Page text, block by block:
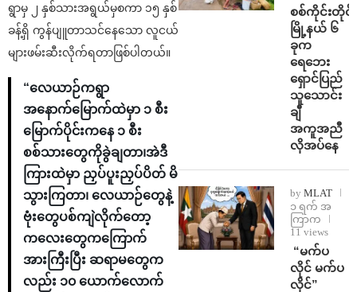
ရွာမှ ၂ နှစ်သားအရွယ်မှစကာ ၁၅ နှစ်
ခန့်ရှိ ကွန်ပျူတာသင်နေသော လူငယ်
များဖမ်းဆီးလိုက်ရတာဖြစ်ပါတယ်။
“လေယာဉ်ကရွာ
အနောက်မြောက်ထဲမှာ ၁ စီး
မြောက်ပိုင်းကနေ ၁ စီး
စစ်သားတွေကိုခွဲချတာ၊အဲဒီ
ကြားထဲမှာ ညှပ်ပူးညှပ်ပိတ် မိ
သွားကြတာ၊ လေယာဉ်တွေနဲ့
‌ဗုံးတွေပစ်ကျဲလိုက်တော့
ကလေးတွေကကြောက်
အားကြီးပြီး ဆရာမတွေက
လည်း ၁၀ ယောက်လောက်
စစ်ကိုင်းတိုင်း
မြို့နယ် ၆
ခုက
ရေဘေး
ရှောင်ပြည်
သူသောင်း
ချီ
အကူအညီ
လိုအပ်နေ
by MLAT
၁ ရက် အ
ကြာက
11 views
⁨ ⁨“မက်ပ
လိုင် မက်ပ
လိုင်”